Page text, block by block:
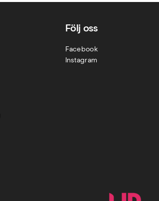
Följ oss
Facebook
Instagram